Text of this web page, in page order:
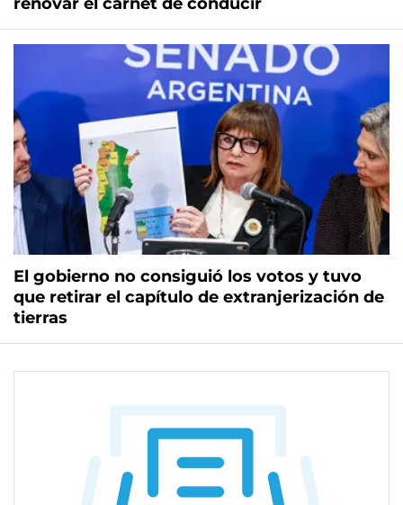
El gobierno no consiguió los votos y tuvo
que retirar el capítulo de extranjerización de
tierras